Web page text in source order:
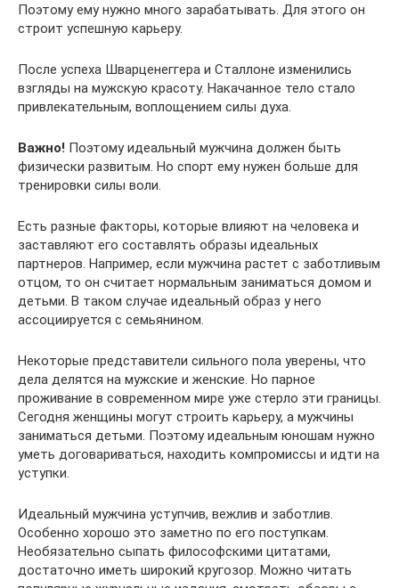
Поэтому ему нужно много зарабатывать. Для этого он
строит успешную карьеру.
После успеха Шварценеггера и Сталлоне изменились
взгляды на мужскую красоту. Накачанное тело стало
привлекательным, воплощением силы духа.
Важно! Поэтому идеальный мужчина должен быть
физически развитым. Но спорт ему нужен больше для
тренировки силы воли.
Есть разные факторы, которые влияют на человека и
заставляют его составлять образы идеальных
партнеров. Например, если мужчина растет с заботливым
отцом, то он считает нормальным заниматься домом и
детьми. В таком случае идеальный образ у него
ассоциируется с семьянином.
Некоторые представители сильного пола уверены, что
дела делятся на мужские и женские. Но парное
проживание в современном мире уже стерло эти границы.
Сегодня женщины могут строить карьеру, а мужчины
заниматься детьми. Поэтому идеальным юношам нужно
уметь договариваться, находить компромиссы и идти на
уступки.
Идеальный мужчина уступчив, вежлив и заботлив.
Особенно хорошо это заметно по его поступкам.
Необязательно сыпать философскими цитатами,
достаточно иметь широкий кругозор. Можно читать